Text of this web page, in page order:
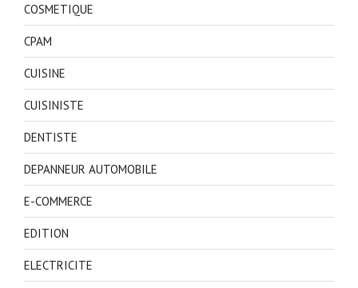
COSMETIQUE
CPAM
CUISINE
CUISINISTE
DENTISTE
DEPANNEUR AUTOMOBILE
E-COMMERCE
EDITION
ELECTRICITE